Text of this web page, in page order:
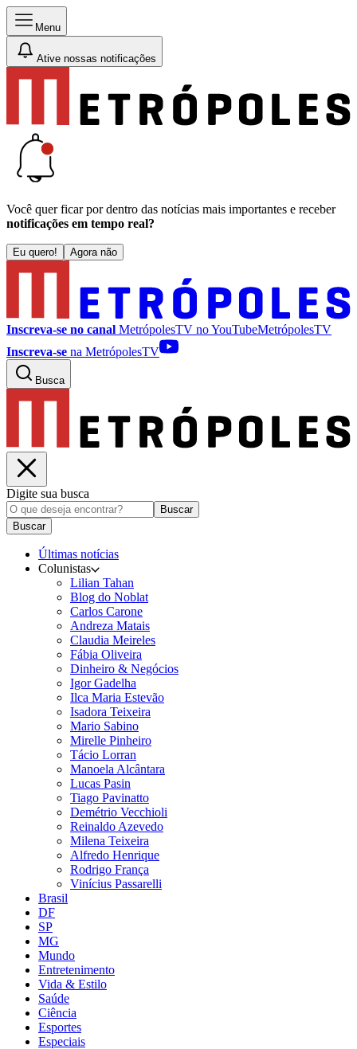
Menu
Ative nossas notificações
Você quer ficar por dentro das notícias mais importantes e receber
notificações em tempo real?
Eu quero! Agora não
Inscreva-se no canal MetrópolesTV noYouTubeMetrópolesTV
Inscreva-se na MetrópolesTV
Busca
Digite sua busca
Buscar
Buscar
Últimas notícias
Colunistas
Lilian Tahan
Blog do Noblat
Carlos Carone
Andreza Matais
Claudia Meireles
Fábia Oliveira
Dinheiro & Negócios
Igor Gadelha
Ilca Maria Estevão
Isadora Teixeira
Mario Sabino
Mirelle Pinheiro
Tácio Lorran
Manoela Alcântara
Lucas Pasin
Tiago Pavinatto
Demétrio Vecchioli
Reinaldo Azevedo
Milena Teixeira
Alfredo Henrique
Rodrigo França
Vinícius Passarelli
Brasil
DF
SP
MG
Mundo
Entretenimento
Vida & Estilo
Saúde
Ciência
Esportes
Especiais